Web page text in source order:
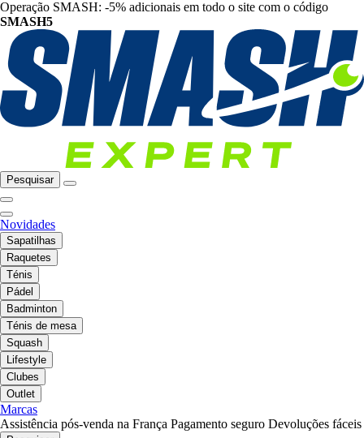
Operação SMASH: -5% adicionais em todo o site com o código
SMASH5
Pesquisar
Novidades
Sapatilhas
Raquetes
Ténis
Pádel
Badminton
Ténis de mesa
Squash
Lifestyle
Clubes
Outlet
Marcas
Assistência pós-venda na França Pagamento seguro Devoluções fáceis